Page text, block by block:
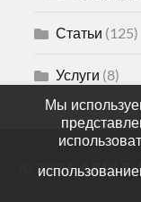
Статьи (125)
Услуги (8)
© 2026APPLE-
Мы